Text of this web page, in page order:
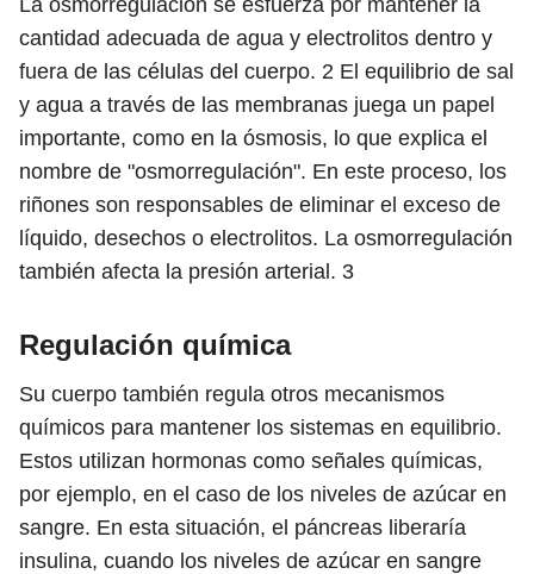
La osmorregulación se esfuerza por mantener la
cantidad adecuada de agua y electrolitos dentro y
fuera de las células del cuerpo. 2 El equilibrio de sal
y agua a través de las membranas juega un papel
importante, como en la ósmosis, lo que explica el
nombre de "osmorregulación". En este proceso, los
riñones son responsables de eliminar el exceso de
líquido, desechos o electrolitos. La osmorregulación
también afecta la presión arterial. 3
Regulación química
Su cuerpo también regula otros mecanismos
químicos para mantener los sistemas en equilibrio.
Estos utilizan hormonas como señales químicas,
por ejemplo, en el caso de los niveles de azúcar en
sangre. En esta situación, el páncreas liberaría
insulina, cuando los niveles de azúcar en sangre